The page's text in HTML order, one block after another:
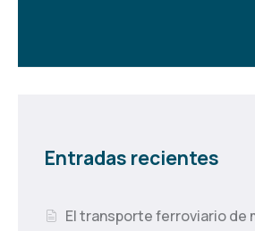
Entradas recientes
El transporte ferroviario de